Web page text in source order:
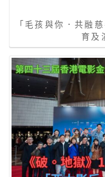
「毛孩與你．共融
育及